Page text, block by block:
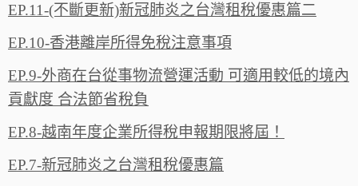
EP.11-(不斷更新)新冠肺炎之台灣租稅優惠篇二
EP.10-香港離岸所得免稅注意事項
EP.9-外商在台從事物流營運活動 可適用較低的境內
貢獻度 合法節省稅負
EP.8-越南年度企業所得稅申報期限將屆！
EP.7-新冠肺炎之台灣租稅優惠篇